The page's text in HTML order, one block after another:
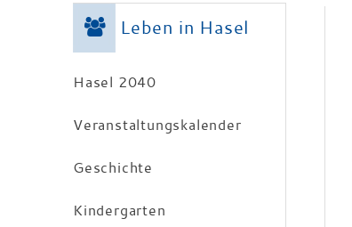
Leben in Hasel
Hasel 2040
Veranstaltungskalender
Geschichte
Kindergarten